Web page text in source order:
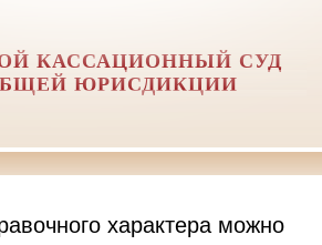
КАССАЦИОННЫЙ СУД
ЮРИСДИКЦИИ
характера можно